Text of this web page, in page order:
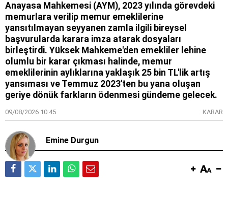
Anayasa Mahkemesi (AYM), 2023 yılında görevdeki
memurlara verilip memur emeklilerine
yansıtılmayan seyyanen zamla ilgili bireysel
başvurularda karara imza atarak dosyaları
birleştirdi. Yüksek Mahkeme'den emekliler lehine
olumlu bir karar çıkması halinde, memur
emeklilerinin aylıklarına yaklaşık 25 bin TL'lik artış
yansıması ve Temmuz 2023'ten bu yana oluşan
geriye dönük farkların ödenmesi gündeme gelecek.
09/08/2026 10:45 KARAR
Emine Durgun